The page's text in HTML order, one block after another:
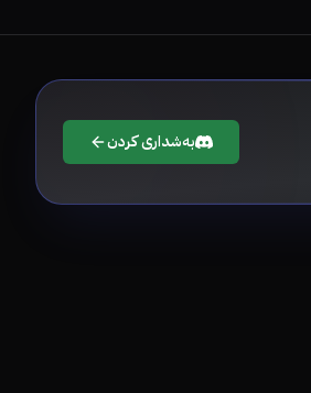
بەشداری کردن